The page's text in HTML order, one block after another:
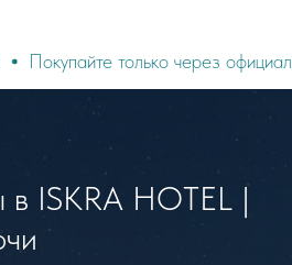
только через официальный сайт
в ISKRA HOTEL |